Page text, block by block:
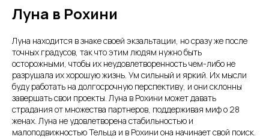
Луна в Рохини
Луна находится в знаке своей экзальтации, но сразу же после
точных градусов, так что этим людям нужно быть
осторожными, чтобы их неудовлетворенность чем-либо не
разрушала их хорошую жизнь. Ум сильный и яркий. Их мысли
буду работать на долгосрочную перспективу, и они склонны
завершать свои проекты. Луна в Рохини может давать
страдания от множества партнеров, поддерживая миф о 28
женах. Луна не удовлетворена стабильностью и
малоподвижностью Тельца и в Рохини она начинает свой поиск.